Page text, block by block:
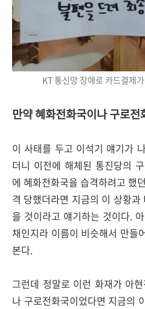
KT 통신망 장애로 카드결제
만약 혜화전화국이나 구로
이 사태를 두고 이석기 얘기가
더니 이전에 해체된 통진당의
에 혜화전화국을 습격하려고 했
격 당했더라면 지금의 이 상황
을 것이라고 얘기하는 것이다.
채인지라 이름이 비슷해서 만들
본다.
그런데 정말로 이런 화재가 아
나 구로전화국이었다면 지금의